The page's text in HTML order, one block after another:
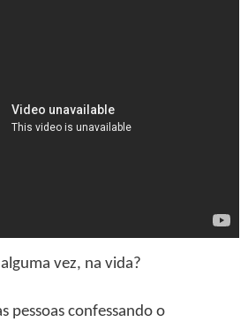
vez, na vida?
pessoas confessando o